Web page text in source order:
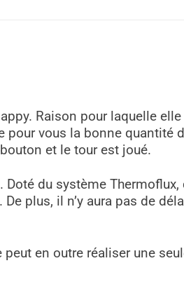
Raison pour laquelle
vous la bonne quantité
et le tour est joué.
du système Thermoflux,
plus, il n’y aura pas de
en outre réaliser une